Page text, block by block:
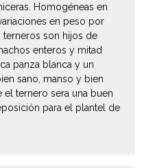
Homogéneas en
en peso por
terneros son hijos de
enteros y mitad
panza blanca y un
sano, manso y bien
el ternero sera una buen
para el plantel de